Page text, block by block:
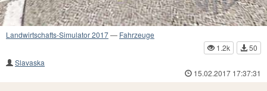
Landwirtschafts-Simulator 2017— Fahrzeuge
1.2k
50
Slavaska
15.02.2017 17:37:31